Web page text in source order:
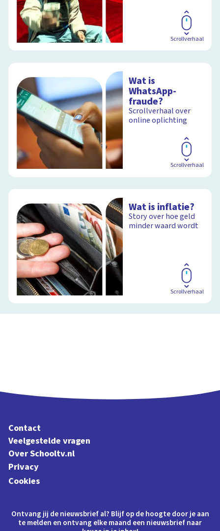
Scrollverhaal
Wat is
WhatsApp-
fraude?
Scrollverhaal over
online oplichting
Scrollverhaal
Wat is inflatie?
Story over hoe geld
minder waard wordt
Scrollverhaal
Contact
Veelgestelde vragen
Over Schooltv.nl
Privacy
Cookies
Ontvang jij de nieuwsbrief al? Blijf op de hoogte door je aan
te melden en ontvang elke maand een nieuwsbrief naar